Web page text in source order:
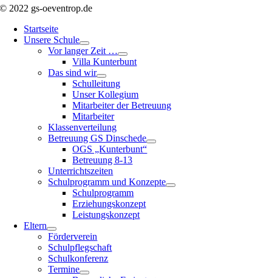
© 2022 gs-oeventrop.de
Startseite
Unsere Schule
Vor langer Zeit …
Villa Kunterbunt
Das sind wir
Schulleitung
Unser Kollegium
Mitarbeiter der Betreuung
Mitarbeiter
Klassenverteilung
Betreuung GS Dinschede
OGS „Kunterbunt“
Betreuung 8-13
Unterrichtszeiten
Schulprogramm und Konzepte
Schulprogramm
Erziehungskonzept
Leistungskonzept
Eltern
Förderverein
Schulpflegschaft
Schulkonferenz
Termine